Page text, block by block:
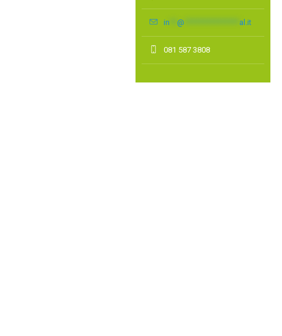
in @ al.it
081 587 3808